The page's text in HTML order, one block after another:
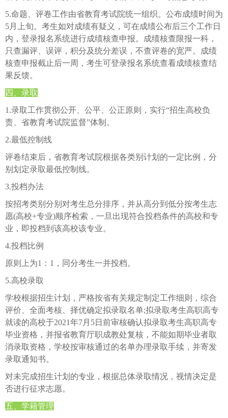
5.命题、评卷工作由省教育考试院统一组织。公布成绩时间为
5月上旬。考生如对成绩有疑义，可在成绩公布后三个工作日
内，登录报名系统进行成绩核查申报。成绩核查限报一科，
只查漏评、误评，积分及统分差误，不查评卷的宽严。成绩
核查申报截止后一周，考生可登录报名系统查看成绩核查结
果反馈。
四、录取
1.录取工作贯彻公开、公平、公正原则，实行“招生高校负
责、省教育考试院监督”体制。
2.最低控制线
评卷结束后，省教育考试院根据各类别计划的一定比例，分
别划定录取最低控制线。
3.投档办法
按招考类别分别对考生总分排序，并从高分到低分按考生志
愿(高校+专业)顺序检索，一旦出现符合投档条件的高校和专
业，即投档到该高校该专业。
4.投档比例
原则上为1：1，同分考生一并投档。
5.高校录取
学校根据招生计划，严格按省有关规定制定工作细则，综合
评价、全面考核、择优确定拟录取名单;拟录取考生高职高专
就读的高校于2021年7月5日前审核确认拟录取考生高职高专
毕业资格，并报省教育厅职成教处复核，不能如期毕业者取
消录取资格，学校按审核通过的名单办理录取手续，并寄发
录取通知书。
对未完成招生计划的专业，根据总体录取情况，视情决定是
否进行征求志愿。
五、学籍管理